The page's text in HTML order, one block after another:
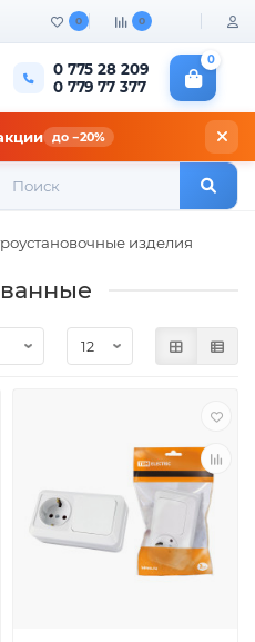
0 0
0 775 28 209
0 779 77 377
0
до −20%
изделия